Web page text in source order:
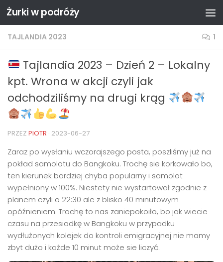
Przejdź do treści
Żurki w podróży
TAJLANDIA 2023 1
Tajlandia 2023 – Dzień 2 – Lokalny
kpt. Wrona w akcji czyli jak
odchodziliśmy na drugi krąg
PRZEZ PIOTR · 2023-06-27
Zaraz po wysłaniu wczorajszego posta, poszliśmy już na
pokład samolotu do Bangkoku. Trochę sie korkowało bo,
ten kierunek bardziej chyba popularny i samolot
wypełniony w 100%. Niestety nie wystartował zgodnie z
planem czyli o 22:30 ale z blisko 40 minutowym
opóźnieniem. Trochę to nas zaniepokoiło, bo jak wiecie
czasu na przesiadkę w Bangkoku w przypadku
wydłużonych kolejek do kontroli emigracyjnej nie mamy
zbyt dużo i każde 10 minut może sie liczyć.